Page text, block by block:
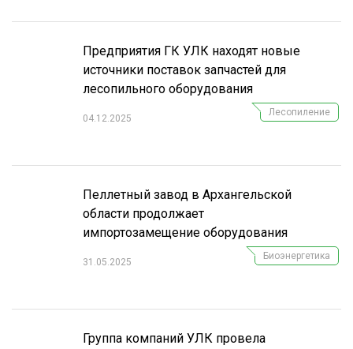
Предприятия ГК УЛК находят новые
источники поставок запчастей для
лесопильного оборудования
04.12.2025
Лесопиление
Пеллетный завод в Архангельской
области продолжает
импортозамещение оборудования
31.05.2025
Биоэнергетика
Группа компаний УЛК провела